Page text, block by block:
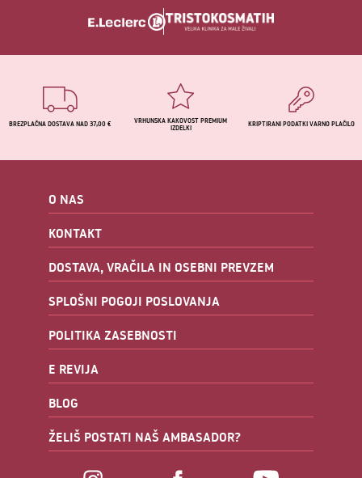
BREZPLAČNA DOSTAVA NAD 37,00 € VRHUNSKA KAKOVOST PREMIUM
IZDELKI KRIPTIRANI PODATKI VARNO PLAČILO
O NAS
KONTAKT
DOSTAVA, VRAČILA IN OSEBNI PREVZEM
SPLOŠNI POGOJI POSLOVANJA
POLITIKA ZASEBNOSTI
E REVIJA
BLOG
ŽELIŠ POSTATI NAŠ AMBASADOR?